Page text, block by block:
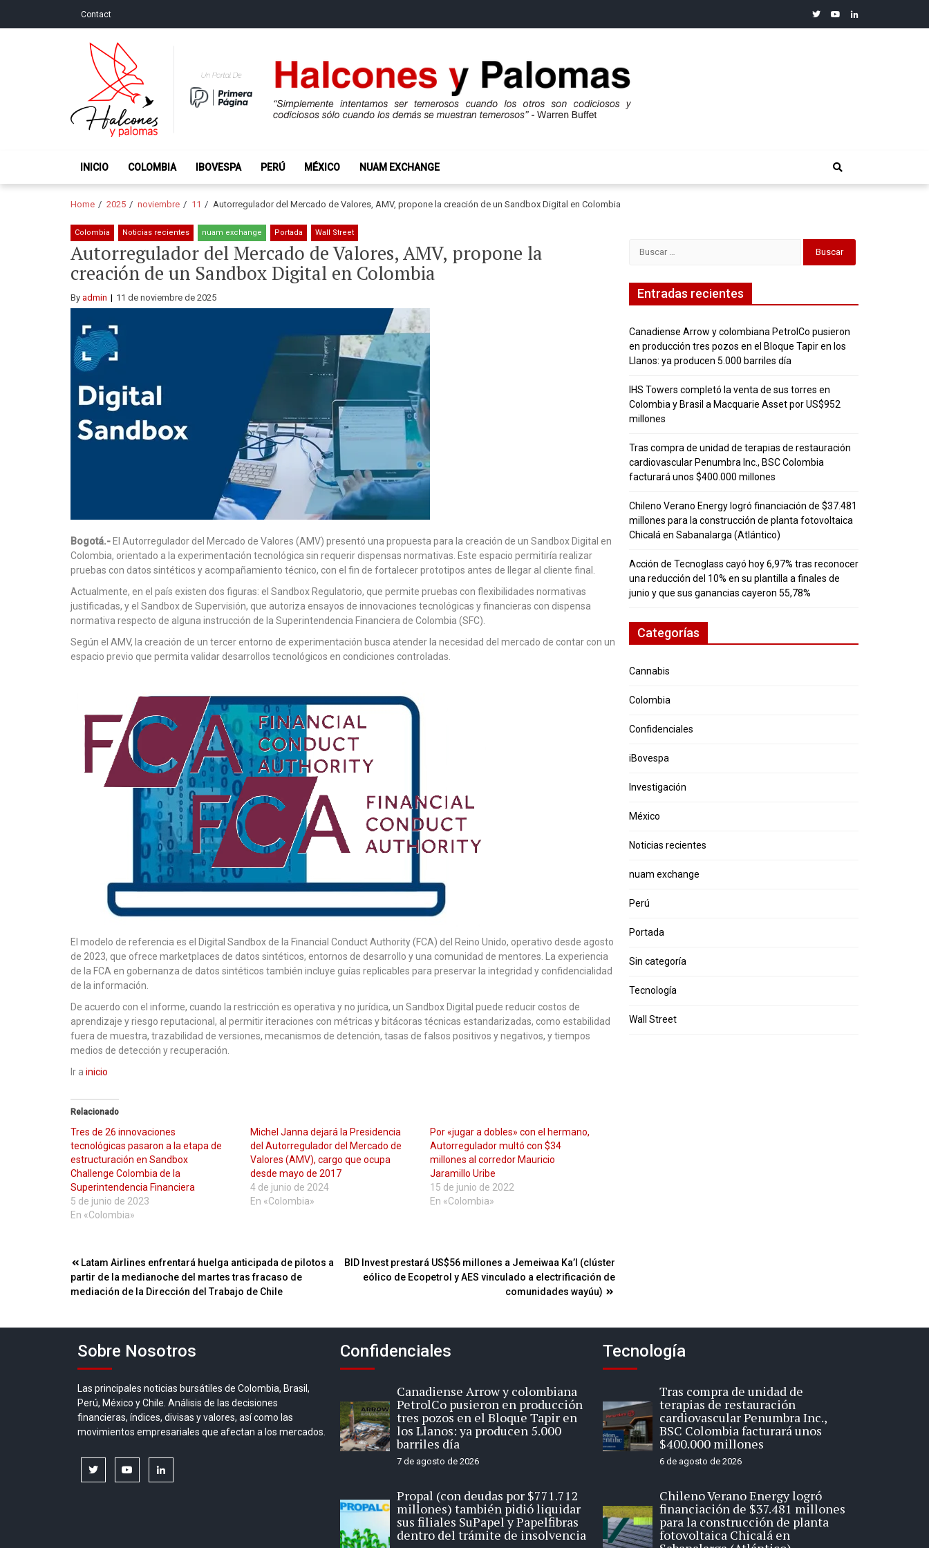
Contact twitteryoutubelinkedin
Halcones y Palomas
INICIO COLOMBIA IBOVESPA PERÚ MÉXICO NUAM EXCHANGE
Home 2025 noviembre 11 Autorregulador del Mercado de Valores, AMV, propone la creación de un Sandbox Digital en Colombia
Colombia Noticias recientes nuam exchange Portada Wall Street
Autorregulador del Mercado de Valores, AMV, propone la
creación de un Sandbox Digital en Colombia
By admin 11 de noviembre de 2025
Bogotá.- El Autorregulador del Mercado de Valores (AMV) presentó una propuesta para la creación de un Sandbox Digital en
Colombia, orientado a la experimentación tecnológica sin requerir dispensas normativas. Este espacio permitiría realizar
pruebas con datos sintéticos y acompañamiento técnico, con el fin de fortalecer prototipos antes de llegar al cliente final.
Actualmente, en el país existen dos figuras: el Sandbox Regulatorio, que permite pruebas con flexibilidades normativas
justificadas, y el Sandbox de Supervisión, que autoriza ensayos de innovaciones tecnológicas y financieras con dispensa
normativa respecto de alguna instrucción de la Superintendencia Financiera de Colombia (SFC).
Según el AMV, la creación de un tercer entorno de experimentación busca atender la necesidad del mercado de contar con un
espacio previo que permita validar desarrollos tecnológicos en condiciones controladas.
El modelo de referencia es el Digital Sandbox de la Financial Conduct Authority (FCA) del Reino Unido, operativo desde agosto
de 2023, que ofrece marketplaces de datos sintéticos, entornos de desarrollo y una comunidad de mentores. La experiencia
de la FCA en gobernanza de datos sintéticos también incluye guías replicables para preservar la integridad y confidencialidad
de la información.
De acuerdo con el informe, cuando la restricción es operativa y no jurídica, un Sandbox Digital puede reducir costos de
aprendizaje y riesgo reputacional, al permitir iteraciones con métricas y bitácoras técnicas estandarizadas, como estabilidad
fuera de muestra, trazabilidad de versiones, mecanismos de detención, tasas de falsos positivos y negativos, y tiempos
medios de detección y recuperación.
Ir a inicio
Relacionado
Tres de 26 innovaciones
tecnológicas pasaron a la etapa de
estructuración en Sandbox
Challenge Colombia de la
Superintendencia Financiera
5 de junio de 2023
En «Colombia»
Michel Janna dejará la Presidencia
del Autorregulador del Mercado de
Valores (AMV), cargo que ocupa
desde mayo de 2017
4 de junio de 2024
En «Colombia»
Por «jugar a dobles» con el hermano,
Autorregulador multó con $34
millones al corredor Mauricio
Jaramillo Uribe
15 de junio de 2022
En «Colombia»
Navegación
de
Latam Airlines enfrentará huelga anticipada de pilotos a
partir de la medianoche del martes tras fracaso de
mediación de la Dirección del Trabajo de Chile
BID Invest prestará US$56 millones a Jemeiwaa Ka’l (clúster
eólico de Ecopetrol y AES vinculado a electrificación de
comunidades wayúu)
Entradas recientes
Canadiense Arrow y colombiana PetrolCo pusieron
en producción tres pozos en el Bloque Tapir en los
Llanos: ya producen 5.000 barriles día
IHS Towers completó la venta de sus torres en
Colombia y Brasil a Macquarie Asset por US$952
millones
Tras compra de unidad de terapias de restauración
cardiovascular Penumbra Inc., BSC Colombia
facturará unos $400.000 millones
Chileno Verano Energy logró financiación de $37.481
millones para la construcción de planta fotovoltaica
Chicalá en Sabanalarga (Atlántico)
Acción de Tecnoglass cayó hoy 6,97% tras reconocer
una reducción del 10% en su plantilla a finales de
junio y que sus ganancias cayeron 55,78%
Categorías
Cannabis
Colombia
Confidenciales
iBovespa
Investigación
México
Noticias recientes
nuam exchange
Perú
Portada
Sin categoría
Tecnología
Wall Street
Sobre Nosotros
Las principales noticias bursátiles de Colombia, Brasil,
Perú, México y Chile. Análisis de las decisiones
financieras, índices, divisas y valores, así como las
movimientos empresariales que afectan a los mercados.
twitter youtubelinkedin
Confidenciales
Canadiense Arrow y colombiana
PetrolCo pusieron en producción
tres pozos en el Bloque Tapir en
los Llanos: ya producen 5.000
barriles día
7 de agosto de 2026
Propal (con deudas por $771.712
millones) también pidió liquidar
sus filiales SuPapel y Papelfibras
dentro del trámite de insolvencia
Tecnología
Tras compra de unidad de
terapias de restauración
cardiovascular Penumbra Inc.,
BSC Colombia facturará unos
$400.000 millones
6 de agosto de 2026
Chileno Verano Energy logró
financiación de $37.481 millones
para la construcción de planta
fotovoltaica Chicalá en